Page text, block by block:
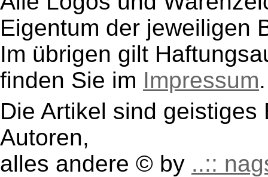
Eigentum der jeweiligen
Im übrigen gilt
finden Sie im Impressum.
Die Artikel sind
Autoren,
alles andere © by ..::